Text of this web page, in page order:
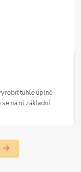
tuhle úplně
na ní základní